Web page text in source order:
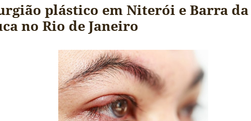
plástico em Niterói e Barra da
no Rio de Janeiro